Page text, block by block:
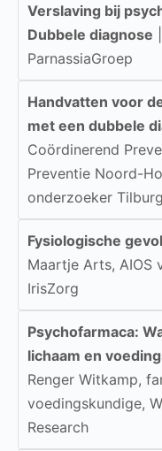
Verslaving bij
Dubbele diagnose
ParnassiaGroep
Handvatten voor
met een dubbele
Coördinerend
Preventie Noord-
onderzoeker
Fysiologische
Maartje Arts, AIOS
IrisZorg
Psychofarmaca:
lichaam en
Renger Witkamp,
voedingskundige,
Research